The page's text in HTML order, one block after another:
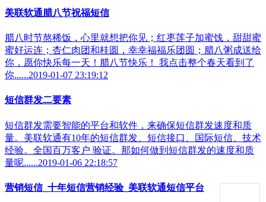
美联软通腊八节祝福短信
腊八时节熬稀饭，心里就想把你见；红枣莲子加蜜饯，甜甜蜜
蜜好运连；杏仁肉团和桂圆，幸幸福福乐团圆；腊八粥成送给
你，愿你快乐每一天！腊八节快乐！ 我点击整个春天看到了
你......2019-01-07 23:19:12
短信群发二要素
短信群发需要智能的平台和软件，来确保短信群发速度和质
量。美联软通有10年的短信群发、短信接口、国际短信、技术
经验。全国百万客户 验证。那如何做到短信群发的速度和质
量呢......2019-01-06 22:18:57
营销短信_十年短信营销经验_美联软通短信平台